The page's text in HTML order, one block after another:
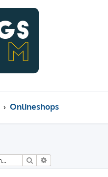
Onlineshops
Suche